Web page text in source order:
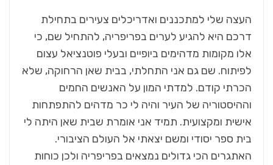
העצה שלי למתכננים ואדריכלים צעירים בתחילת
דרכם היא להגיע לערים בפריפריה, להתחיל שם, כי
אלו מקומות מדהימים ביופיים ובעלי פוטנציאל עצום
לפיתוח. שם גם אני התחלתי, בבית שאן הרחוקה, שלא
הכרתי קודם. למדתי המון על האנשים החמים
וההיסטוריה של העיר והיה לי כר מדהים להתפתחות
אישית ומקצועית. תמיד אני אומרת שבית שאן היתה לי
בית ספר יסודי ומשם יצאתי אל העולם הציבורי.
האתגרים הכי גדולים נמצאים בפריפריה ולכן כוחות